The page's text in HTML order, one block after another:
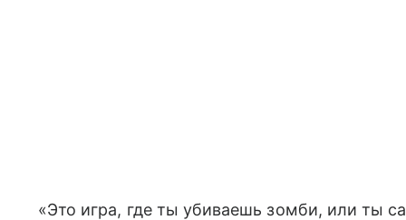
«Это игра, где ты убиваешь зомби, или ты